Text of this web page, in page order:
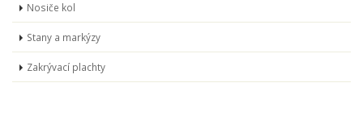
Nosiče kol
Stany a markýzy
Zakrývací plachty